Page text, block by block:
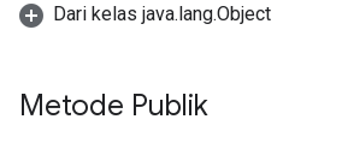
Dari kelas java.lang.Object
Metode Publik